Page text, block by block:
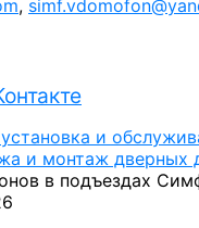
,
и
и монтаж дверных
в подъездах